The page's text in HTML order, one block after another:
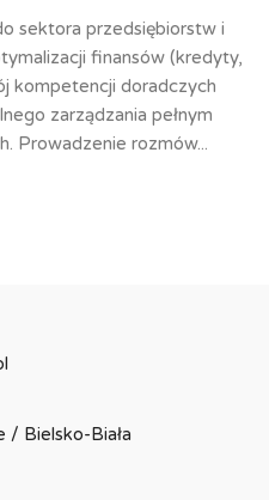
sektora przedsiębiorstw i
finansów (kredyty,
kompetencji doradczych
zarządzania pełnym
Prowadzenie rozmów...
/ Bielsko-Biała